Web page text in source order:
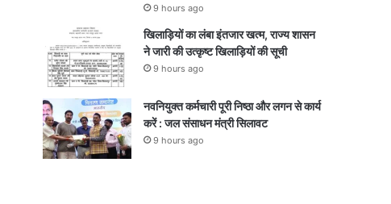
9 hours ago
खिलाड़ियों का लंबा इंतजार खत्म, राज्य शासन
ने जारी की उत्कृष्ट खिलाड़ियों की सूची
9 hours ago
नवनियुक्त कर्मचारी पूरी निष्ठा और लगन से कार्य
करें : जल संसाधन मंत्री सिलावट
9 hours ago